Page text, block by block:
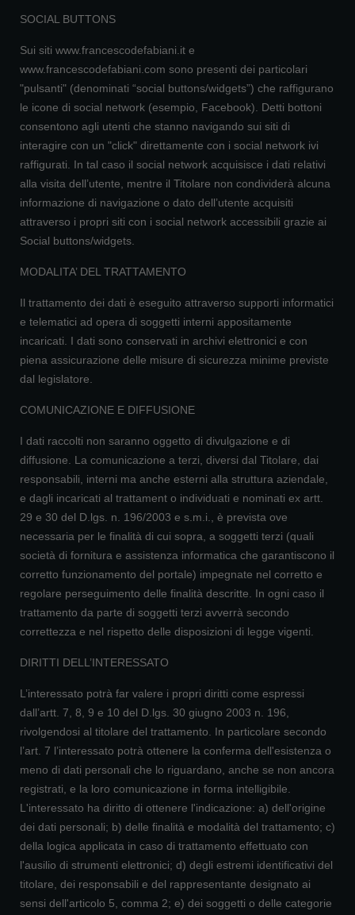
SOCIAL BUTTONS
Sui siti www.francescodefabiani.it e
www.francescodefabiani.com sono presenti dei particolari
"pulsanti" (denominati “social buttons/widgets”) che raffigurano
le icone di social network (esempio, Facebook). Detti bottoni
consentono agli utenti che stanno navigando sui siti di
interagire con un "click" direttamente con i social network ivi
raffigurati. In tal caso il social network acquisisce i dati relativi
alla visita dell’utente, mentre il Titolare non condividerà alcuna
informazione di navigazione o dato dell’utente acquisiti
attraverso i propri siti con i social network accessibili grazie ai
Social buttons/widgets.
MODALITA’ DEL TRATTAMENTO
Il trattamento dei dati è eseguito attraverso supporti informatici
e telematici ad opera di soggetti interni appositamente
incaricati. I dati sono conservati in archivi elettronici e con
piena assicurazione delle misure di sicurezza minime previste
dal legislatore.
COMUNICAZIONE E DIFFUSIONE
I dati raccolti non saranno oggetto di divulgazione e di
diffusione. La comunicazione a terzi, diversi dal Titolare, dai
responsabili, interni ma anche esterni alla struttura aziendale,
e dagli incaricati al trattament o individuati e nominati ex artt.
29 e 30 del D.lgs. n. 196/2003 e s.m.i., è prevista ove
necessaria per le finalità di cui sopra, a soggetti terzi (quali
società di fornitura e assistenza informatica che garantiscono il
corretto funzionamento del portale) impegnate nel corretto e
regolare perseguimento delle finalità descritte. In ogni caso il
trattamento da parte di soggetti terzi avverrà secondo
correttezza e nel rispetto delle disposizioni di legge vigenti.
DIRITTI DELL’INTERESSATO
L’interessato potrà far valere i propri diritti come espressi
dall’artt. 7, 8, 9 e 10 del D.lgs. 30 giugno 2003 n. 196,
rivolgendosi al titolare del trattamento. In particolare secondo
l’art. 7 l’interessato potrà ottenere la conferma dell'esistenza o
meno di dati personali che lo riguardano, anche se non ancora
registrati, e la loro comunicazione in forma intelligibile.
L'interessato ha diritto di ottenere l'indicazione: a) dell'origine
dei dati personali; b) delle finalità e modalità del trattamento; c)
della logica applicata in caso di trattamento effettuato con
l'ausilio di strumenti elettronici; d) degli estremi identificativi del
titolare, dei responsabili e del rappresentante designato ai
sensi dell'articolo 5, comma 2; e) dei soggetti o delle categorie